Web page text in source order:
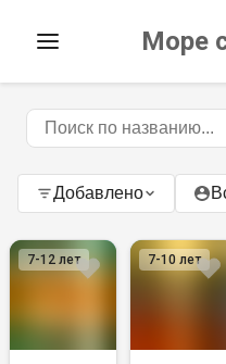
Море
Добавлено
7-12 лет 7-10лет